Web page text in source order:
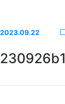
2023.09.22
230926b1